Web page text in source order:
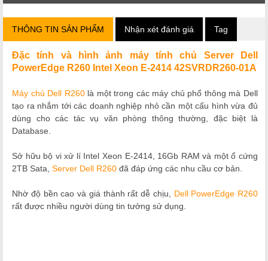
THÔNG TIN SẢN PHẨM Nhận xét đánh giá Tag
Đặc tính và hình ảnh máy tính chủ Server Dell
PowerEdge R260 Intel Xeon E-2414 42SVRDR260-01A
Máy chủ Dell R260là một trong các máy chủ phổ thông mà Dell
tạo ra nhắm tới các doanh nghiệp nhỏ cần một cấu hình vừa đủ
dùng cho các tác vụ văn phòng thông thường, đặc biệt là
Database.
Sở hữu bộ vi xử lí Intel Xeon E-2414, 16Gb RAM và một ổ cứng
2TB Sata, Server Dell R260 đã đáp ứng các nhu cầu cơ bản.
Nhờ độ bền cao và giá thành rất dễ chịu, Dell PowerEdge R260
rất được nhiều người dùng tin tưởng sử dụng.